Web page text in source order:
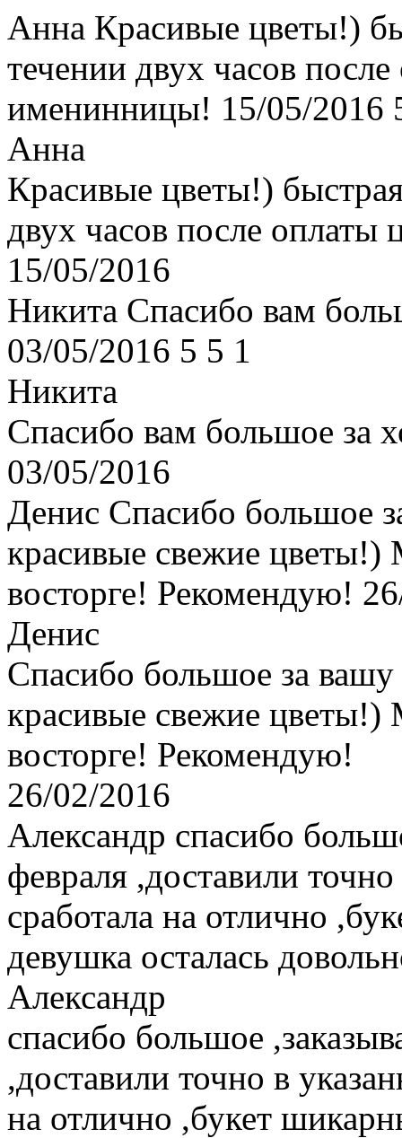
Анна Красивые цветы!)
течении двух часов
именинницы! 15/05/2016
Анна
Красивые цветы!)
двух часов после
15/05/2016
Никита Спасибо вам
03/05/2016 5 5 1
Никита
Спасибо вам большое за
03/05/2016
Денис Спасибо большое
красивые свежие цветы!)
восторге! Рекомендую!
Денис
Спасибо большое за
красивые свежие цветы!)
восторге! Рекомендую!
26/02/2016
Александр спасибо
февраля ,доставили
сработала на отлично
девушка осталась
Александр
спасибо большое
,доставили точно в
на отлично ,букет